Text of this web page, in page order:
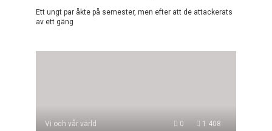
Ett ungt par åkte på semester, men efter att de attackerats
av ett gäng
Vi och vår värld 0 1 408